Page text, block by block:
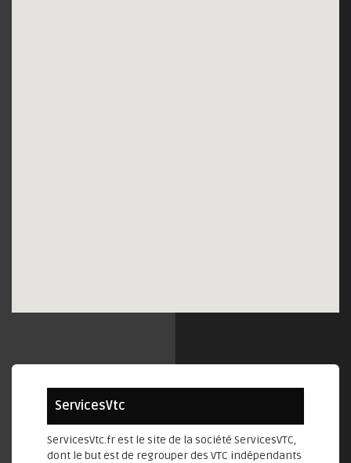
ServicesVtc
ServicesVtc.fr est le site de la société ServicesVTC,
dont le but est de regrouper des VTC indépendants